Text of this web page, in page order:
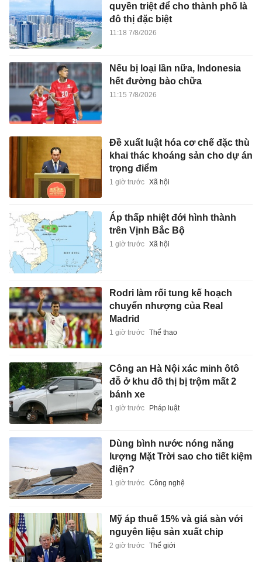
quyền triệt để cho thành phố là
đô thị đặc biệt
11:18 7/8/2026
Nếu bị loại lần nữa, Indonesia
hết đường bào chữa
11:15 7/8/2026
Đề xuất luật hóa cơ chế đặc thù
khai thác khoáng sản cho dự án
trọng điểm
1 giờ trước Xã hội
Áp thấp nhiệt đới hình thành
trên Vịnh Bắc Bộ
1 giờ trước Xã hội
Rodri làm rối tung kế hoạch
chuyển nhượng của Real
Madrid
1 giờ trước Thể thao
Công an Hà Nội xác minh ôtô
đỗ ở khu đô thị bị trộm mất 2
bánh xe
1 giờ trước Pháp luật
Dùng bình nước nóng năng
lượng Mặt Trời sao cho tiết kiệm
điện?
1 giờ trước Công nghệ
Mỹ áp thuế 15% và giá sàn với
nguyên liệu sản xuất chip
2 giờ trước Thế giới